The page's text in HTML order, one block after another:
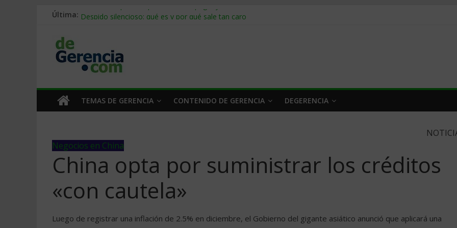
Última: Stablecoins para empresas: cómo pagar y cobrar en 2026
Trabajo forzoso en la cadena de suministro: qué hacer
Mercado hispano de EE. UU.: cómo segmentarlo y venderle
TEMAS DE GERENCIA CONTENIDO DE GERENCIA DEGERENCIA
Negocios en China
China opta por suministrar los créditos
«con cautela»
Luego de registrar una inflación de 2.5% en diciembre, el Gobierno del gigante asiático anunció que aplicará una